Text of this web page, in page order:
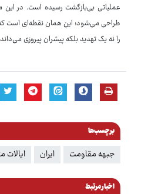
عملیاتی بی‌بازگشت رسیده است. در
طراحی می‌شود؛ این همان نقطه‌ای است
را نه یک تهدید بلکه پیشران پیروزی
برچسب‌ها
جبهه مقاومت ایران ایالات
اخبار مرتبط